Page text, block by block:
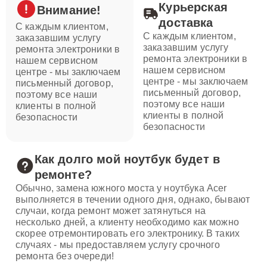
Внимание!
С каждым клиентом,
заказавшим услугу
ремонта электроники в
нашем сервисном
центре - мы заключаем
письменный договор,
поэтому все наши
клиенты в полной
безопасности
Курьерская
доставка
С каждым клиентом,
заказавшим услугу
ремонта электроники в
нашем сервисном
центре - мы заключаем
письменный договор,
поэтому все наши
клиенты в полной
безопасности
Как долго мой ноутбук будет в
ремонте?
Обычно, замена южного моста у ноутбука Acer
выполняется в течении одного дня, однако, бывают
случаи, когда ремонт может затянуться на
несколько дней, а клиенту необходимо как можно
скорее отремонтировать его электронику. В таких
случаях - мы предоставляем услугу срочного
ремонта без очереди!